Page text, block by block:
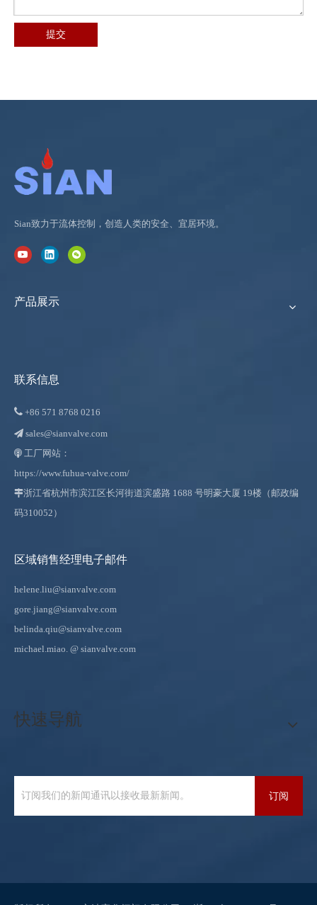
提交
Sian致力于流体控制，创造人类的安全、宜居环境。
产品展示
联系信息
 +86 571 8768 0216
 sales@sianvalve.com
 工厂网站：
https://www.fuhua-valve.com/
浙江省杭州市滨江区长河街道滨盛路 1688 号明豪大厦 19楼（邮政编
码310052）
区域销售经理电子邮件
helene.liu@sianvalve.com
gore.jiang@sianvalve.com
belinda.qiu@sianvalve.com
michael.miao. @ sianvalve.com
快速导航
订阅